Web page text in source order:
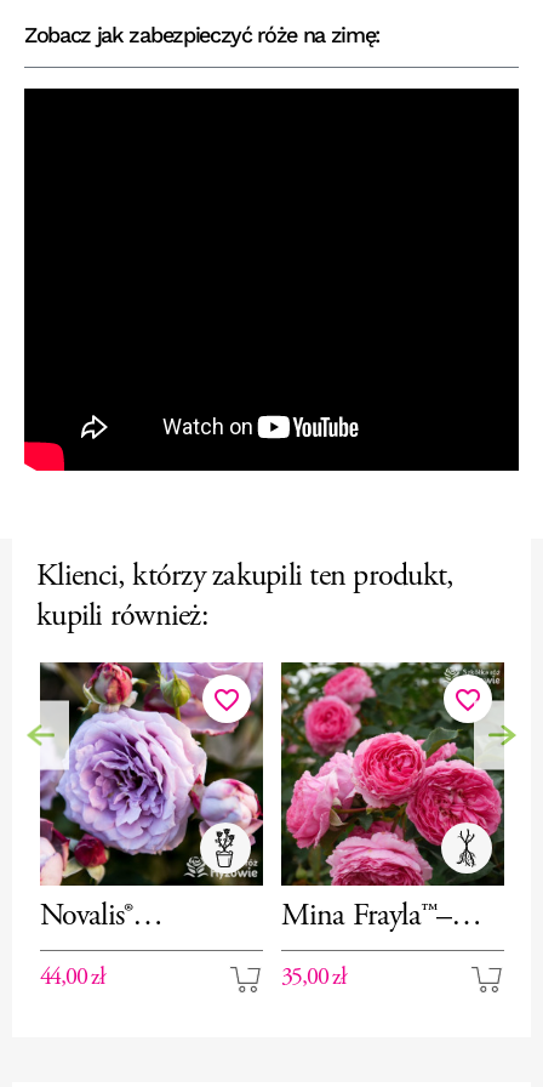
Zobacz jak zabezpieczyć róże na zimę:
Klienci, którzy zakupili ten produkt,
kupili również:
favorite_border
Novalis®
(Poseidon®)- róża
rabatowa
44,00 zł
favorite_border
Mina Frayla™–
róża rabatowa
35,00 zł
Poprzedni